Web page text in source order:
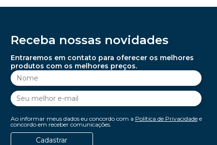
Receba nossas novidades
Entraremos em contato para oferecer os melhores
produtos com os melhores preços.
Ao informar meus dados eu concordo com a Política de Privacidadee
concordo em receber comunicações.
Cadastrar